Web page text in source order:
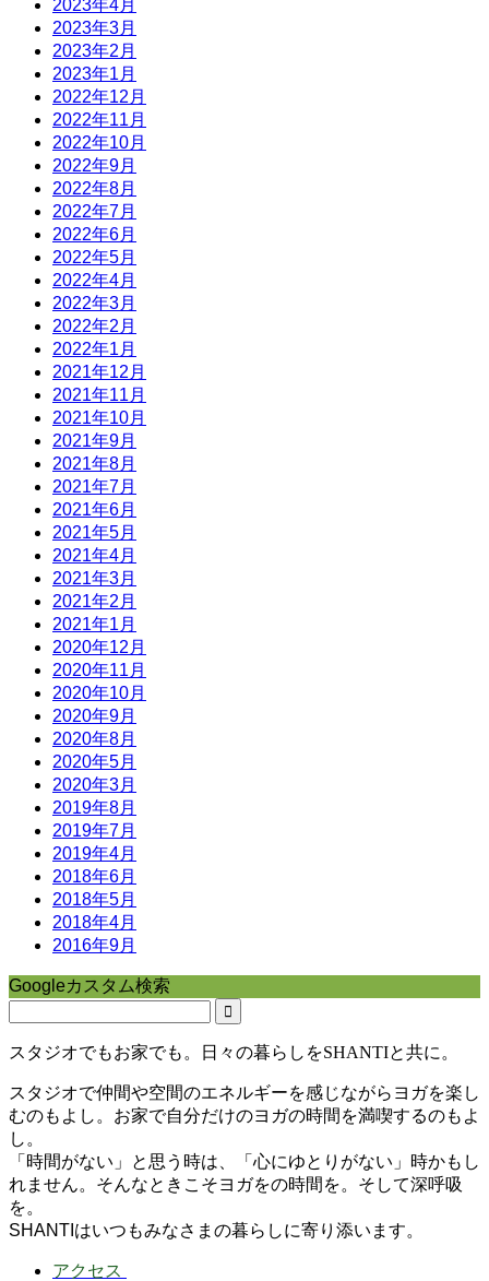
2023年4月
2023年3月
2023年2月
2023年1月
2022年12月
2022年11月
2022年10月
2022年9月
2022年8月
2022年7月
2022年6月
2022年5月
2022年4月
2022年3月
2022年2月
2022年1月
2021年12月
2021年11月
2021年10月
2021年9月
2021年8月
2021年7月
2021年6月
2021年5月
2021年4月
2021年3月
2021年2月
2021年1月
2020年12月
2020年11月
2020年10月
2020年9月
2020年8月
2020年5月
2020年3月
2019年8月
2019年7月
2019年4月
2018年6月
2018年5月
2018年4月
2016年9月
Googleカスタム検索
スタジオでもお家でも。日々の暮らしをSHANTIと共に。
スタジオで仲間や空間のエネルギーを感じながらヨガを楽し
むのもよし。お家で自分だけのヨガの時間を満喫するのもよ
し。
「時間がない」と思う時は、「心にゆとりがない」時かもし
れません。そんなときこそヨガをの時間を。そして深呼吸
を。
SHANTIはいつもみなさまの暮らしに寄り添います。
アクセス